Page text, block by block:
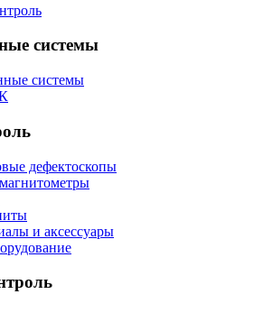
системы
системы
дефектоскопы
и аксессуары